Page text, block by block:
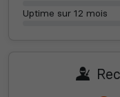
Uptime sur 12 mois